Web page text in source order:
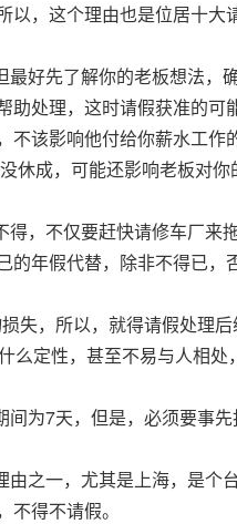
以，这个理由也是位居十大
好先了解你的老板想法，
助处理，这时请假获准的可
不该影响他付给你薪水工作
休成，可能还影响老板对你
，不仅要赶快请修车厂来
的年假代替，除非不得已，
失，所以，就得请假处理
么定性，甚至不易与人相处
间为7天，但是，必须要事
之一，尤其是上海，是个
得不请假。